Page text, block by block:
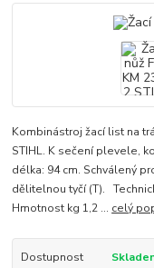
Kombinástroj žací list na
STIHL. K sečení plevele,
délka: 94 cm. Schválený
dělitelnou tyčí (T).
Hmotnost kg 1,2 ... celý
Dostupnost